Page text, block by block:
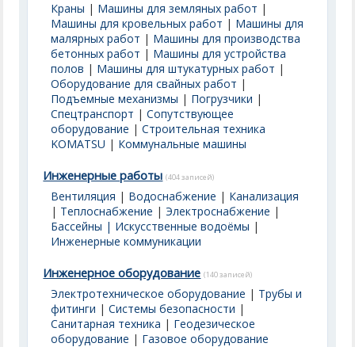
Краны | Машины для земляных работ |
Машины для кровельных работ | Машины для
малярных работ | Машины для производства
бетонных работ | Машины для устройства
полов | Машины для штукатурных работ |
Оборудование для свайных работ |
Подъемные механизмы | Погрузчики |
Спецтранспорт |Сопутствующее
оборудование |Строительная техника
KOMATSU | Коммунальные машины
Инженерные работы (404 записей)
Вентиляция | Водоснабжение | Канализация
| Теплоснабжение |Электроснабжение |
Бассейны | Искусственные водоёмы |
Инженерные коммуникации
Инженерное оборудование (140 записей)
Электротехническое оборудование | Трубы и
фитинги |Системы безопасности |
Санитарная техника | Геодезическое
оборудование | Газовое оборудование